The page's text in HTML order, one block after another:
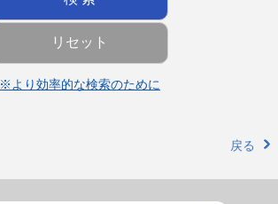
※より効率的な検索のために
戻る